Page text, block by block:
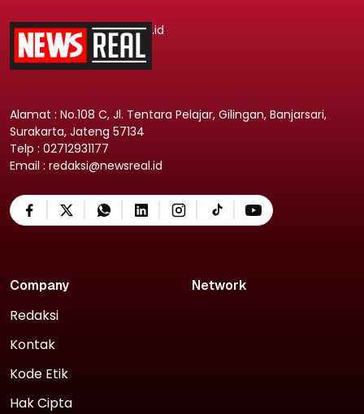
.id
Alamat : No.108 C, Jl. Tentara Pelajar, Gilingan, Banjarsari,
Surakarta, Jateng 57134
Telp : 02712931177
Email : redaksi@newsreal.id
Company
Redaksi
Kontak
Kode Etik
Hak Cipta
Network